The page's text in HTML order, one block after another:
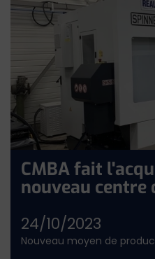
CMBA fait
nouveau centre
24/10/2023
Nouveau moyen de